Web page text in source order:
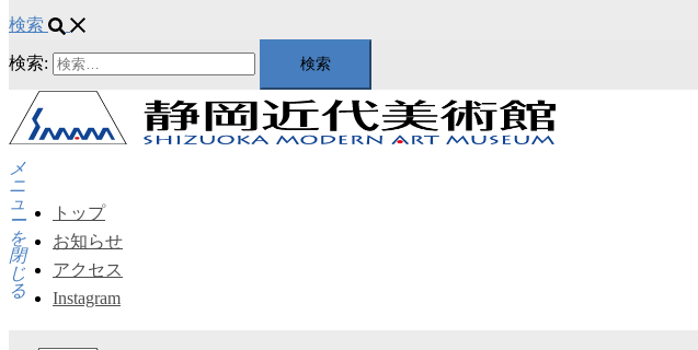
検索
検索:
メ
ニ
ュ
ー
を
閉
じ
る
トップ
お知らせ
アクセス
Instagram